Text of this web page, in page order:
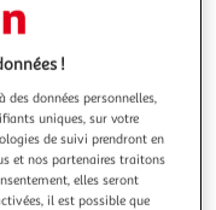
100
le
!
données personnelles,
uniques, sur votre
de suivi prendront en
et nos partenaires traitons
elles seront
il est possible que